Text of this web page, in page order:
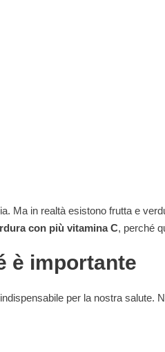
Ma in realtà esistono frutta e
con più vitamina C, perché
è importante
per la nostra salute.